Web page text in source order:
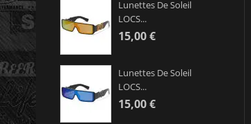
Lunettes De Soleil
LOCS...
15,00 €
Lunettes De Soleil
LOCS...
15,00 €